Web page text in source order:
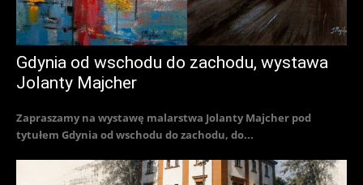
Gdynia od wschodu do zachodu, wystawa
Jolanty Majcher
Zapraszamy na wystawę malarstwa Jolanty Majcher pod
tytułem Gdynia od wschodu do zachodu, do...